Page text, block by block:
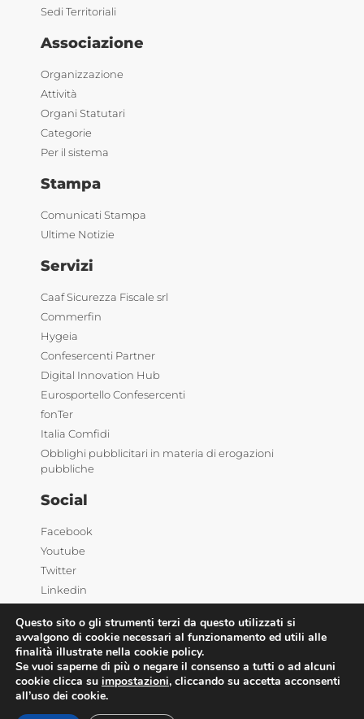
Sedi Territoriali
Associazione
Organizzazione
Attività
Organi Statutari
Categorie
Per il sistema
Stampa
Comunicati Stampa
Ultime Notizie
Servizi
Caaf Sicurezza Fiscale srl
Commerfin
Hygeia
Confesercenti Partner
Digital Innovation Hub
Eurosportello Confesercenti
fonTer
Italia Comfidi
Obblighi pubblicitari in materia di erogazioni
pubbliche
Social
Facebook
Youtube
Twitter
Linkedin
©2025 Confesercenti | Ufficio stampa: Via Nazionale,
Questo sito o gli strumenti terzi da questo utilizzati si
avvalgono di cookie necessari al funzionamento ed utili alle
finalità illustrate nella cookie policy.
Se vuoi saperne di più o negare il consenso a tutti o ad alcuni
cookie clicca su impostazioni, cliccando su accetta acconsenti
all’uso dei cookie.